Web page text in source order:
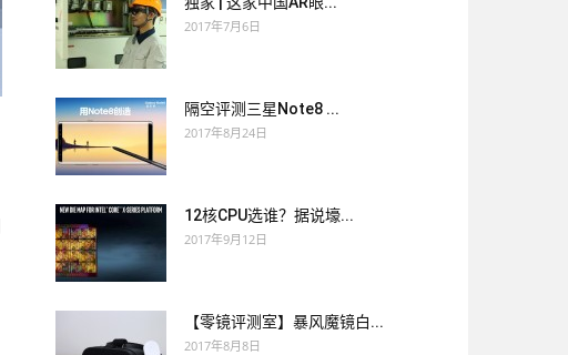
2017年7月6日
隔空评测三星Note8 ...
2017年8月24日
12核CPU选谁？据说壕...
2017年9月12日
【零镜评测室】暴风魔镜白...
2017年8月8日